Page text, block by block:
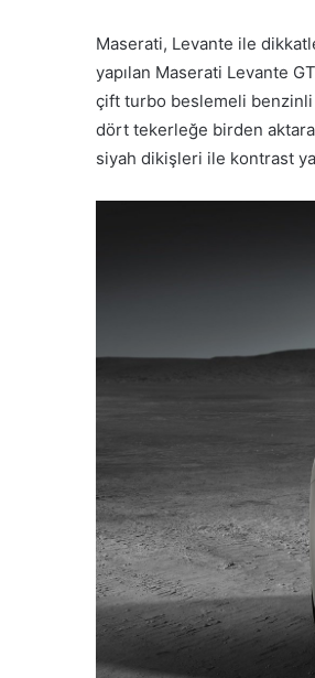
Maserati, Levante ile
yapılan Maserati Levante
çift turbo beslemeli benzinli
dört tekerleğe birden
siyah dikişleri ile kontrast